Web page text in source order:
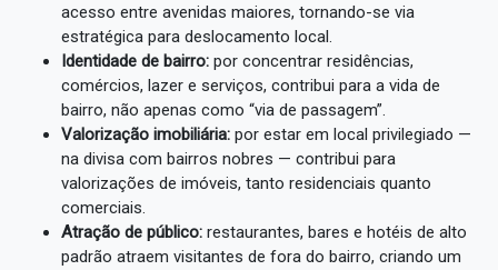
acesso entre avenidas maiores, tornando-se via
estratégica para deslocamento local.
Identidade de bairro: por concentrar residências,
comércios, lazer e serviços, contribui para a vida de
bairro, não apenas como “via de passagem”.
Valorização imobiliária: por estar em local privilegiado —
na divisa com bairros nobres — contribui para
valorizações de imóveis, tanto residenciais quanto
comerciais.
Atração de público: restaurantes, bares e hotéis de alto
padrão atraem visitantes de fora do bairro, criando um